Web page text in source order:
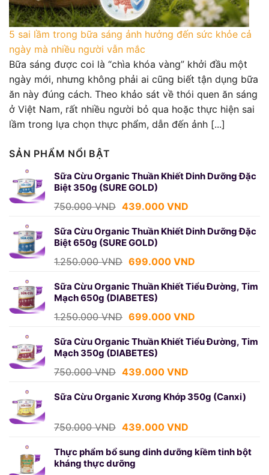
5 sai lầm trong bữa sáng ảnh hưởng đến sức khỏe cả
ngày mà nhiều người vẫn mắc
Bữa sáng được coi là “chìa khóa vàng” khởi đầu một
ngày mới, nhưng không phải ai cũng biết tận dụng bữa
ăn này đúng cách. Theo khảo sát về thói quen ăn sáng
ở Việt Nam, rất nhiều người bỏ qua hoặc thực hiện sai
lầm trong lựa chọn thực phẩm, dẫn đến ảnh [...]
SẢN PHẨM NỔI BẬT
Sữa Cừu Organic Thuần Khiết Dinh Dưỡng Đặc
Biệt 350g (SURE GOLD)
750.000VND Giá
là:
750.000 VND.
439.000 VNDGiá
tại
439.000 VND.
Sữa Cừu Organic Thuần Khiết Dinh Dưỡng Đặc
Biệt 650g (SURE GOLD)
1.250.000VND Giá
là:
1.250.000 VND.
699.000 VNDGiá
tại
Sữa Cừu Organic Thuần Khiết Tiểu Đường, Tim
Mạch 650g (DIABETES)
1.250.000VND Giá
là:
1.250.000 VND.
699.000 VNDGiá
tại
Sữa Cừu Organic Thuần Khiết Tiểu Đường, Tim
Mạch 350g (DIABETES)
750.000VND Giá
là:
439.000 VNDGiá
tại
Sữa Cừu Organic Xương Khớp 350g (Canxi)
750.000VND Giá
là:
750.000 VND.
439.000 VNDGiá
tại
Thực phẩm bổ sung dinh dưỡng kiềm tinh bột
kháng thực dưỡng